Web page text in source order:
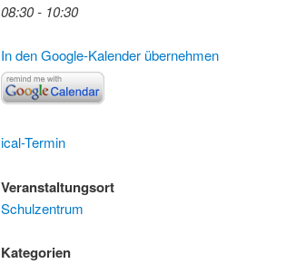
08:30 - 10:30
In den Google-Kalender übernehmen
ical-Termin
Veranstaltungsort
Schulzentrum
Kategorien